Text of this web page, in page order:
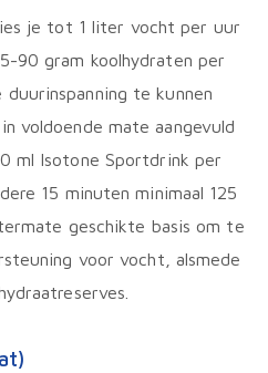
je tot 1 liter vocht per uur
90 gram koolhydraten per
te kunnen
voldoende mate aangevuld
ml Isotone Sportdrink per
15 minuten minimaal 125
geschikte basis om te
voor vocht, alsmede